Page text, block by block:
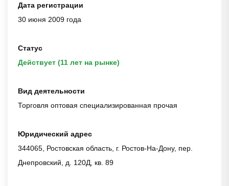
Дата регистрации
30 июня 2009 года
Статус
Действует (11 лет на рынке)
Вид деятельности
Торговля оптовая специализированная прочая
Юридический адрес
344065, Ростовская область, г. Ростов-На-Дону, пер.
Днепровский, д. 120Д, кв. 89